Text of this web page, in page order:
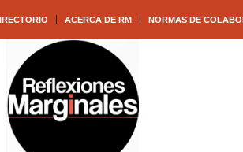
ACERCA DE RM NORMAS DE